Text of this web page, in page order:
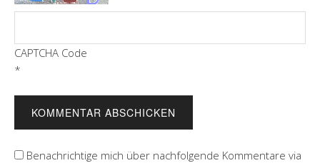
CAPTCHA Code
*
Benachrichtige mich über nachfolgende Kommentare via